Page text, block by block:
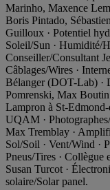
Marinho, Maxence
Boris Pintado,
Guilloux · Potentiel
Soleil/Sun · Humidité/
Conseiller/Consultant
Câblages/Wires ·
Bélanger (DOT-Lab) ·
Pomrenski, Max
Lampron à St-Edmond-
UQAM ·
Max Tremblay ·
Sol/Soil · Vent/Wind ·
Pneus/Tires ·
Susan Turcot ·
solaire/Solar panel.